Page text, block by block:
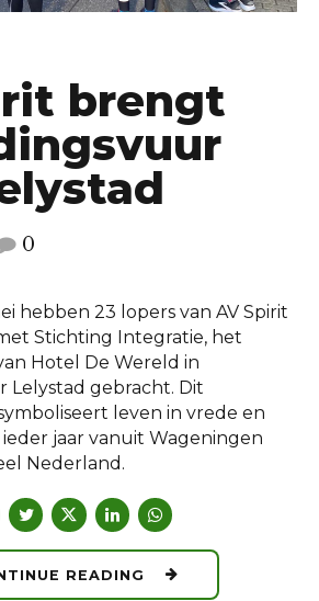
brengt
0
hebben 23 lopers van AV Spirit
Stichting Integratie, het
Hotel De Wereld in
Lelystad gebracht. Dit
leven in vrede en
jaar vanuit Wageningen
Nederland.
READING